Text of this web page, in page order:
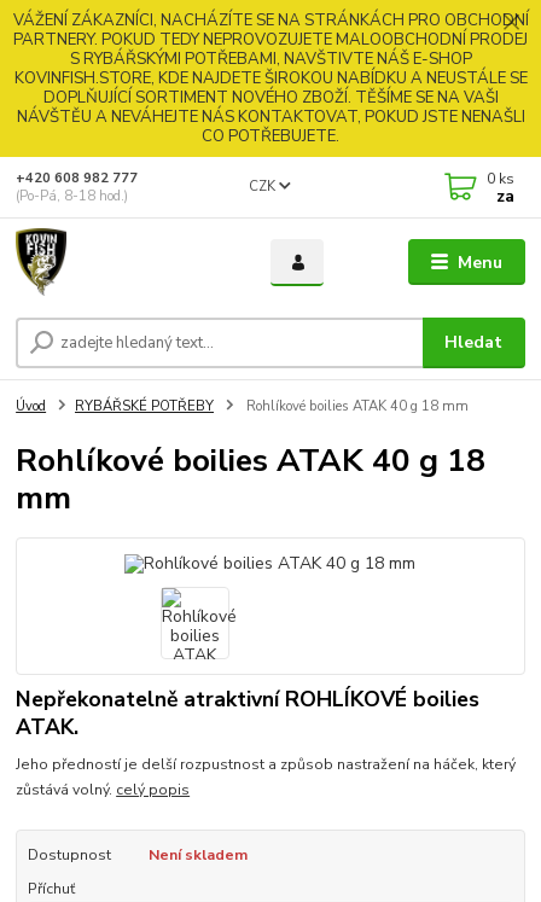
VÁŽENÍ ZÁKAZNÍCI, NACHÁZÍTE SE NA STRÁNKÁCH PRO OBCHODNÍ
PARTNERY. POKUD TEDY NEPROVOZUJETE MALOOBCHODNÍ PRODEJ
S RYBÁŘSKÝMI POTŘEBAMI, NAVŠTIVTE NÁŠ E-SHOP
KOVINFISH.STORE, KDE NAJDETE ŠIROKOU NABÍDKU A NEUSTÁLE SE
DOPLŇUJÍCÍ SORTIMENT NOVÉHO ZBOŽÍ. TĚŠÍME SE NA VAŠI
NÁVŠTĚU A NEVÁHEJTE NÁS KONTAKTOVAT, POKUD JSTE NENAŠLI
CO POTŘEBUJETE.
Menu
CZK
Hledat
+420 608 982 777
(Po-Pá, 8-18 hod.)
0 ks
za
Úvod RYBÁŘSKÉ POTŘEBY Rohlíkové boilies ATAK 40 g 18 mm
Rohlíkové boilies ATAK 40 g 18
mm
Nepřekonatelně atraktivní ROHLÍKOVÉ boilies
ATAK.
Jeho předností je delší rozpustnost a způsob nastražení na háček, který
zůstává volný. celý popis
Dostupnost
Není skladem
Příchuť